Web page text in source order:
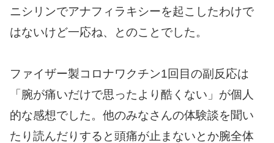
ニシリンでアナフィラキシーを起こしたわけで
はないけど一応ね、とのことでした。
ファイザー製コロナワクチン1回目の副反応は
「腕が痛いだけで思ったより酷くない」が個人
的な感想でした。他のみなさんの体験談を聞い
たり読んだりすると頭痛が止まないとか腕全体